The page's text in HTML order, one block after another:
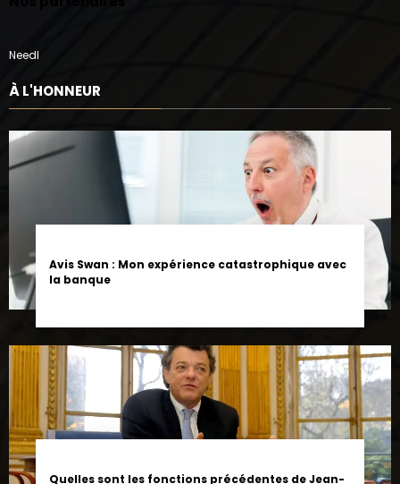
la banque
Louis Borloo ?